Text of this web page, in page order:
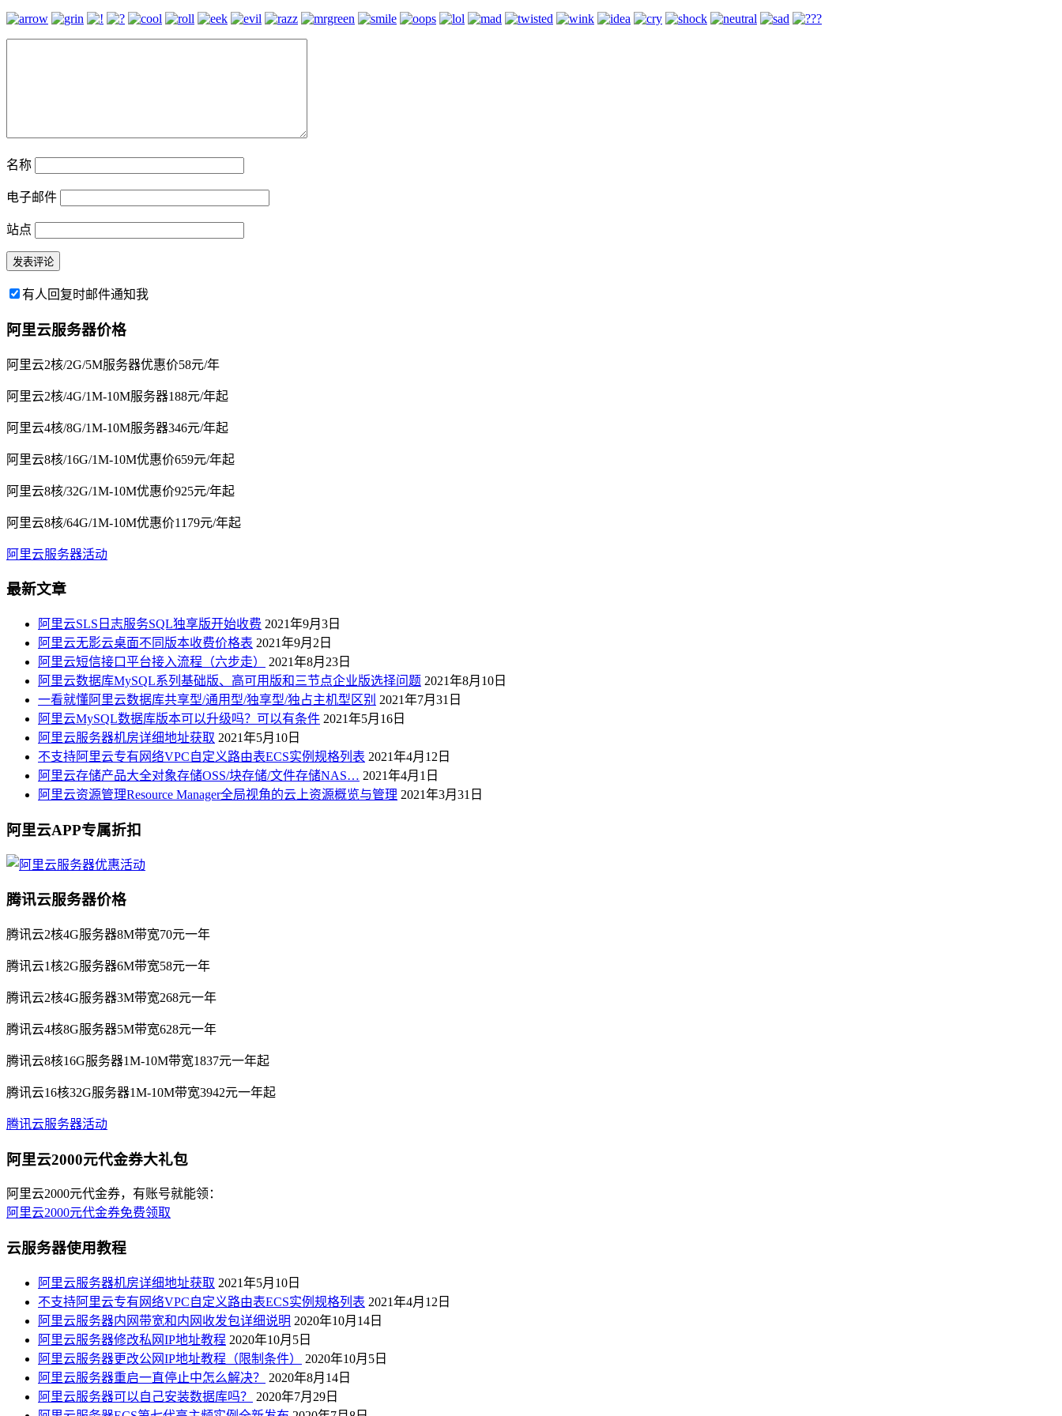
名称
电子邮件
站点
有人回复时邮件通知我
阿里云服务器价格
阿里云2核/2G/5M服务器优惠价58元/年
阿里云2核/4G/1M-10M服务器188元/年起
阿里云4核/8G/1M-10M服务器346元/年起
阿里云8核/16G/1M-10M优惠价659元/年起
阿里云8核/32G/1M-10M优惠价925元/年起
阿里云8核/64G/1M-10M优惠价1179元/年起
阿里云服务器活动
最新文章
阿里云SLS日志服务SQL独享版开始收费 2021年9月3日
阿里云无影云桌面不同版本收费价格表 2021年9月2日
阿里云短信接口平台接入流程（六步走）
2021年8月23日
阿里云数据库MySQL系列基础版、高可用版和三节点企业版选择问题 2021年8月10日
一看就懂阿里云数据库共享型/通用型/独享型/独占主机型区别 2021年7月31日
阿里云MySQL数据库版本可以升级吗？可以有条件 2021年5月16日
阿里云服务器机房详细地址获取 2021年5月10日
不支持阿里云专有网络VPC自定义路由表ECS实例规格列表 2021年4月12日
阿里云存储产品大全对象存储OSS/块存储/文件存储NAS… 2021年4月1日
阿里云资源管理Resource Manager全局视角的云上资源概览与管理 2021年3月31日
阿里云APP专属折扣
腾讯云服务器价格
腾讯云2核4G服务器8M带宽70元一年
腾讯云1核2G服务器6M带宽58元一年
腾讯云2核4G服务器3M带宽268元一年
腾讯云4核8G服务器5M带宽628元一年
腾讯云8核16G服务器1M-10M带宽1837元一年起
腾讯云16核32G服务器1M-10M带宽3942元一年起
腾讯云服务器活动
阿里云2000元代金券大礼包
阿里云2000元代金券，有账号就能领：
阿里云2000元代金券免费领取
云服务器使用教程
阿里云服务器机房详细地址获取 2021年5月10日
不支持阿里云专有网络VPC自定义路由表ECS实例规格列表 2021年4月12日
阿里云服务器内网带宽和内网收发包详细说明 2020年10月14日
阿里云服务器修改私网IP地址教程 2020年10月5日
阿里云服务器更改公网IP地址教程（限制条件）
2020年10月5日
阿里云服务器重启一直停止中怎么解决？
2020年8月14日
阿里云服务器可以自己安装数据库吗？
2020年7月29日